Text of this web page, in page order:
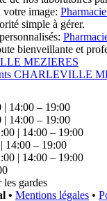
votre image:
simple à gérer.
bienveillante et
MEZIERES
CHARLEVILLE
14:00 – 19:00
14:00 – 19:00
| 14:00 – 19:00
14:00 – 19:00
| 14:00 – 19:00
gardes
• Mentions légales •